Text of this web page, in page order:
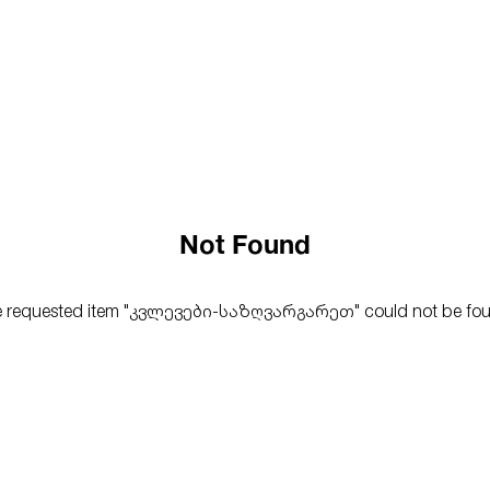
Not Found
requested item "კვლევები-საზღვარგარეთ" could not be